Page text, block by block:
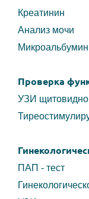
Креатинин
Анализ мочи
Микроальбумин
Проверка
УЗИ
ПАП - тест